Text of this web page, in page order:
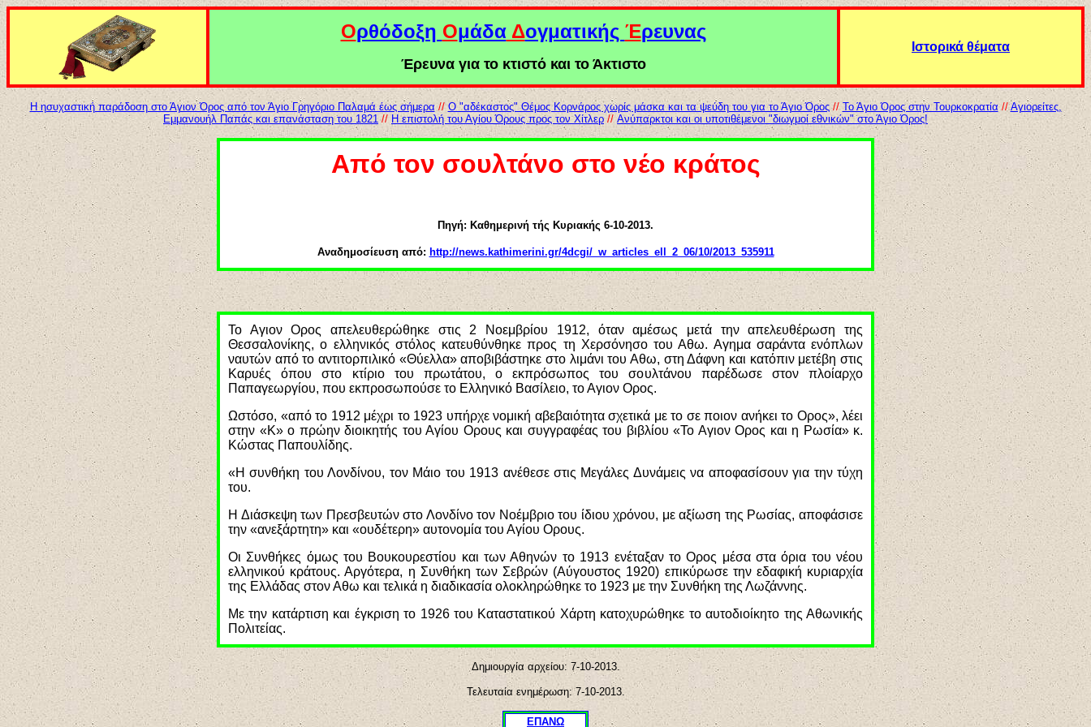
Ορθόδοξη ΟμάδαΔογματικής Έρευνας
Έρευνα για το κτιστό και το Άκτιστο
Ιστορικά θέματα
Η ησυχαστική παράδοση στο Άγιον Όρος από τον Άγιο Γρηγόριο Παλαμά έως σήμερα // Ο "αδέκαστος" Θέμος Κορνάρος χωρίς μάσκα και τα ψεύδη του για το Άγιο Όρος// Το Άγιο Όρος στην Τουρκοκρατία //Αγιορείτες,
Εμμανουήλ Παπάς και επανάσταση του 1821 // Η επιστολή του Αγίου Όρους προς τον Χίτλερ // Ανύπαρκτοι και οι υποτιθέμενοι "διωγμοί εθνικών" στο Άγιο Όρος!
Από τον σουλτάνο στο νέο κράτος
Πηγή: Καθημερινή τής Κυριακής 6-10-2013.
Αναδημοσίευση από: http://news.kathimerini.gr/4dcgi/_w_articles_ell_2_06/10/2013_535911
Το Αγιον Ορος απελευθερώθηκε στις 2 Νοεμβρίου 1912, όταν αμέσως μετά την απελευθέρωση της
Θεσσαλονίκης, ο ελληνικός στόλος κατευθύνθηκε προς τη Χερσόνησο του Αθω. Αγημα σαράντα ενόπλων
ναυτών από το αντιτορπιλικό «Θύελλα» αποβιβάστηκε στο λιμάνι του Αθω, στη Δάφνη και κατόπιν μετέβη στις
Καρυές όπου στο κτίριο του πρωτάτου, ο εκπρόσωπος του σουλτάνου παρέδωσε στον πλοίαρχο
Παπαγεωργίου, που εκπροσωπούσε το Ελληνικό Βασίλειο, το Αγιον Ορος.
Ωστόσο, «από το 1912 μέχρι το 1923 υπήρχε νομική αβεβαιότητα σχετικά με το σε ποιον ανήκει το Ορος», λέει
στην «Κ» ο πρώην διοικητής του Αγίου Ορους και συγγραφέας του βιβλίου «Το Αγιον Ορος και η Ρωσία» κ.
Κώστας Παπουλίδης.
«Η συνθήκη του Λονδίνου, τον Μάιο του 1913 ανέθεσε στις Μεγάλες Δυνάμεις να αποφασίσουν για την τύχη
του.
Η Διάσκεψη των Πρεσβευτών στο Λονδίνο τον Νοέμβριο του ίδιου χρόνου, με αξίωση της Ρωσίας, αποφάσισε
την «ανεξάρτητη» και «ουδέτερη» αυτονομία του Αγίου Ορους.
Οι Συνθήκες όμως του Βουκουρεστίου και των Αθηνών το 1913 ενέταξαν το Ορος μέσα στα όρια του νέου
ελληνικού κράτους. Αργότερα, η Συνθήκη των Σεβρών (Αύγουστος 1920) επικύρωσε την εδαφική κυριαρχία
της Ελλάδας στον Αθω και τελικά η διαδικασία ολοκληρώθηκε το 1923 με την Συνθήκη της Λωζάννης.
Με την κατάρτιση και έγκριση το 1926 του Καταστατικού Χάρτη κατοχυρώθηκε το αυτοδιοίκητο της Αθωνικής
Πολιτείας.
Δημιουργία αρχείου: 7-10-2013.
Τελευταία ενημέρωση: 7-10-2013.
ΕΠΑΝΩ